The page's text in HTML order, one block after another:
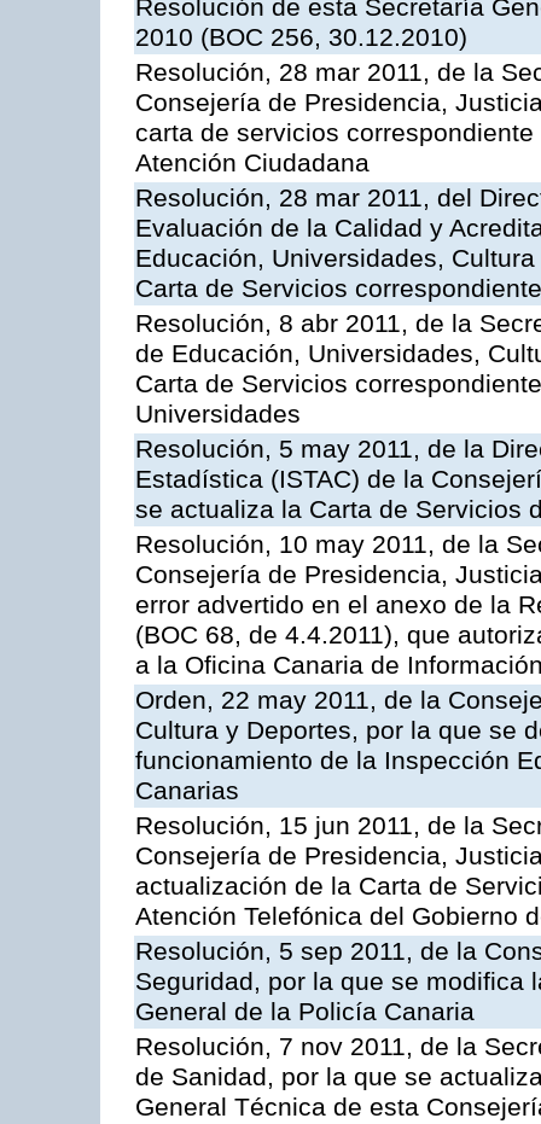
Resolución de esta Secretaría
2010 (BOC 256, 30.12.2010)
Resolución, 28 mar 2011, de la
Consejería de Presidencia,
carta de servicios
Atención Ciudadana
Resolución, 28 mar 2011, del
Evaluación de la Calidad y
Educación, Universidades,
Carta de Servicios
Resolución, 8 abr 2011, de la
de Educación, Universidades,
Carta de Servicios
Universidades
Resolución, 5 may 2011, de la
Estadística (ISTAC) de la
se actualiza la Carta de Servicios
Resolución, 10 may 2011, de la
Consejería de Presidencia,
error advertido en el anexo de la
(BOC 68, de 4.4.2011), que
a la Oficina Canaria de
Orden, 22 may 2011, de la
Cultura y Deportes, por la que se
funcionamiento de la Inspección
Canarias
Resolución, 15 jun 2011, de la
Consejería de Presidencia,
actualización de la Carta de
Atención Telefónica del Gobierno
Resolución, 5 sep 2011, de la
Seguridad, por la que se modifica
General de la Policía Canaria
Resolución, 7 nov 2011, de la
de Sanidad, por la que se
General Técnica de esta